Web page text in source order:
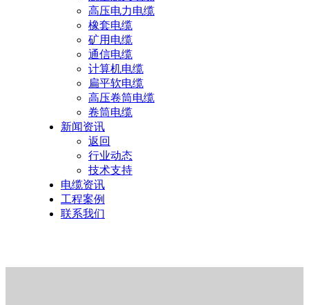
高压电力电缆
橡套电缆
矿用电缆
通信电缆
计算机电缆
扁平软电缆
高压卷筒电缆
卷筒电缆
新闻资讯
返回
行业动态
技术支持
电缆资讯
工程案例
联系我们